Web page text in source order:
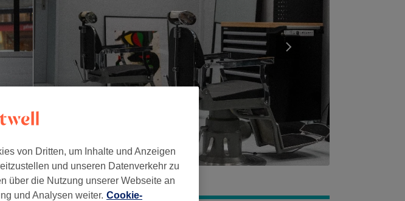
von Dritten, um Inhalte und Anzeigen
und unseren Datenverkehr zu
über die Nutzung unserer Webseite an
und Analysen weiter. Cookie-